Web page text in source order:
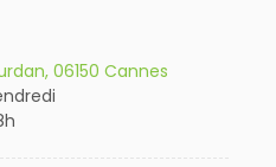
06150 Cannes